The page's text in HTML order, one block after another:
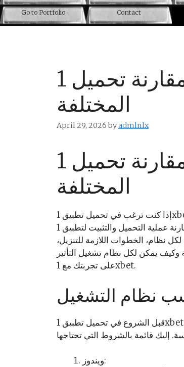
Go to Portfolio Contact
مقارنة تحميل 1xbet عبر أنظمة التشغيل
المختلفة
April 29, 2026 byadmlnlx
مقارنة تحميل 1xbet عبر أنظمة التشغيل
المختلفة
إذا كنت ترغب في تحميل تطبيق 1xbet، فمن المهم معرفة كيف يختلف ذلك عبر أنظمة التشغيل المختلفة. في
هذا المقال، سنقوم بمقارنة عملية التحميل والتثبيت لتطبيق 1xbet على أنظمة التشغيل الشائعة مثل ويندوز،
نظام، الخطوات اللازمة للتنزيل،
وكيف يمكن لكل نظام تشغيل التأثير
على تجربتك مع 1xbet.
نظام التشغيل
قبل الشروع في تحميل تطبيق 1xbet، من الضروري التأكد من توفر المتطلبات الأساسية لكل نظام تشغيل. هذا
ويندوز: